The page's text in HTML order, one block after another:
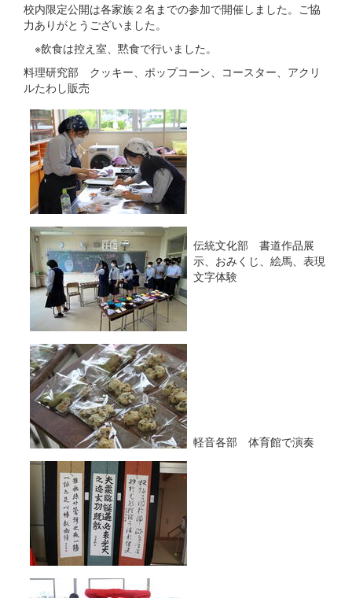
校内限定公開は各家族２名までの参加で開催しました。ご協
力ありがとうございました。
※飲食は控え室、黙食で行いました。
料理研究部 クッキー、ポップコーン、コースター、アクリ
ルたわし販売
伝統文化部 書道作品展
示、おみくじ、絵馬、表現
文字体験
軽音各部 体育館で演奏